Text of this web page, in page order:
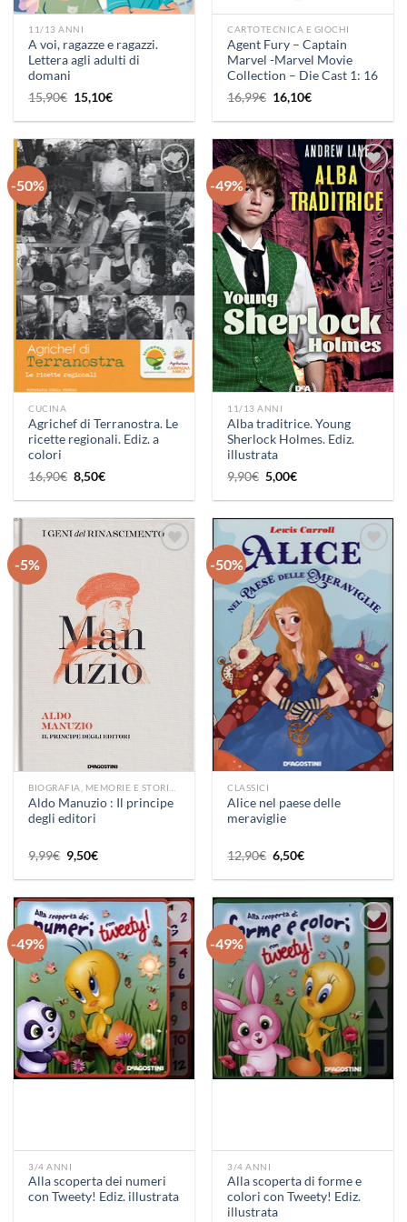
11/13 ANNI
A voi, ragazze e ragazzi.
Lettera agli adulti di
domani
15,90€ Il
prezzo
originale
15,90€.
15,10€Il
attuale
15,10€.
CARTOTECNICA E GIOCHI
Agent Fury – Captain
Marvel -Marvel Movie
Collection – Die Cast 1: 16
16,99€ Il
prezzo
originale
16,99€.
16,10€Il
attuale
16,10€.
-50%
Aggiungi
alla lista
dei
desideri
CUCINA
Agrichef di Terranostra. Le
ricette regionali. Ediz. a
colori
16,90€ Il
prezzo
originale
16,90€.
8,50€Il
attuale
8,50€.
-49%
Aggiungi
alla lista
dei
desideri
11/13 ANNI
Alba traditrice. Young
Sherlock Holmes. Ediz.
illustrata
9,90€ Il
prezzo
originale
9,90€.
5,00€Il
attuale
5,00€.
-5%
Aldo Manuzio : Il principe
degli editori
9,99€ Il
prezzo
originale
9,99€.
9,50€Il
attuale
9,50€.
-50%
Aggiungi
alla lista
dei
desideri
CLASSICI
Alice nel paese delle
meraviglie
12,90€ Il
prezzo
originale
12,90€.
6,50€Il
attuale
6,50€.
-49%
Aggiungi
alla lista
dei
desideri
3/4 ANNI
Alla scoperta dei numeri
con Tweety! Ediz. illustrata
-49%
Aggiungi
alla lista
desideri
3/4 ANNI
Alla scoperta di forme e
colori con Tweety! Ediz.
illustrata